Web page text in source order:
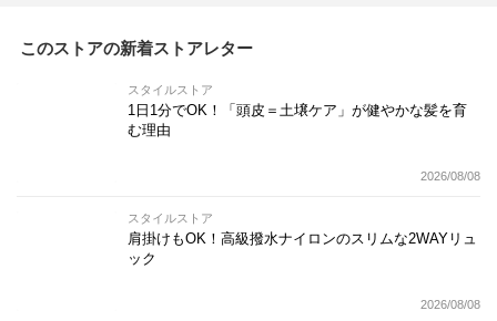
このストアの新着ストアレター
スタイルストア
1日1分でOK！「頭皮＝土壌ケア」が健やかな髪を育
む理由
2026/08/08
スタイルストア
肩掛けもOK！高級撥水ナイロンのスリムな2WAYリュ
ック
2026/08/08